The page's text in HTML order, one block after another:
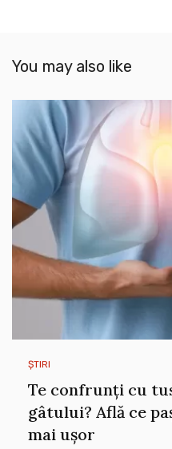
You may also like
ȘTIRI
Te confrunți cu
gâtului? Află ce
mai ușor